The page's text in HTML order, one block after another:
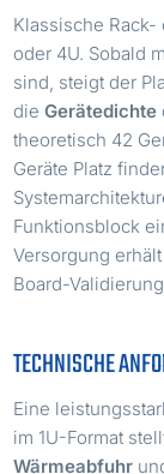
Klassische
oder 4U. Sobald
sind, steigt der
dieGerätedichte
theoretisch 42
Geräte Platz
Funktionsblock
Versorgung
Board-
TECHNISCHE
Eine
im 1U-Format
Wärmeabfuhr